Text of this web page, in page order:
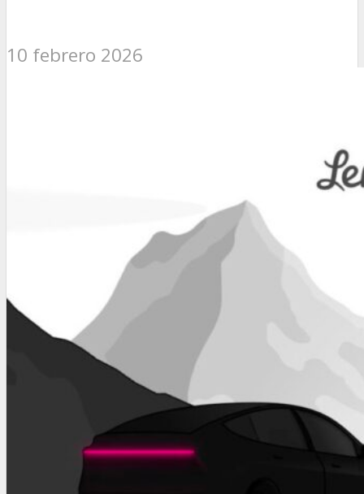
10 febrero 2026